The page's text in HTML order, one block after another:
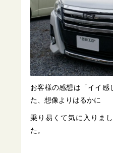
お客様の感想は「イイ感
た、想像よりはるかに
乗り易くて気に入りま
た。